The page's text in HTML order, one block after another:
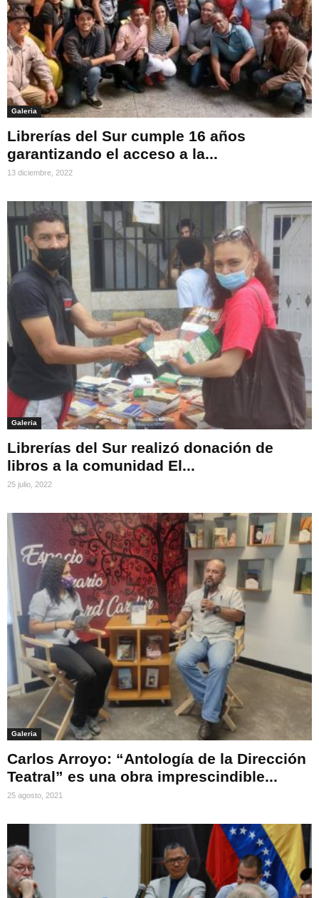
Galeria
Librerías del Sur cumple 16 años
garantizando el acceso a la...
13 diciembre, 2022
Galeria
Librerías del Sur realizó donación de
libros a la comunidad El...
25 julio, 2022
Galeria
Carlos Arroyo: “Antología de la Dirección
Teatral” es una obra imprescindible...
25 agosto, 2021